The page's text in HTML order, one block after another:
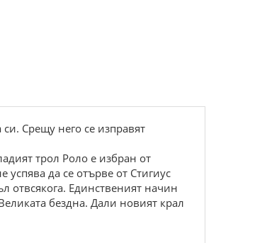
Срещу него се изправят
трол Роло е избран от
да се отърве от Стигиус
отвсякога. Единственият начин
бездна. Дали новият крал